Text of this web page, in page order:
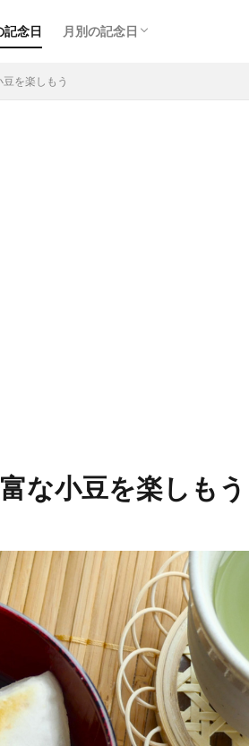
記念日 月別の記念日
を楽しもう
な小豆を楽しもう